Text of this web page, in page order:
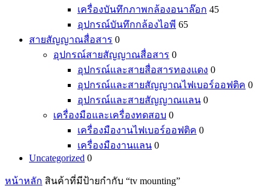
เครื่องบันทึกภาพกล้องอนาล๊อก 45
อุปกรณ์บันทึกกล้องไอพี 65
สายสัญญาณสื่อสาร 0
อุปกรณ์สายสัญญาณสื่อสาร 0
อุปกรณ์และสายสื่อสารทองแดง 0
อุปกรณ์และสายสัญญาณไฟเบอร์ออฟติค 0
อุปกรณ์และสายสัญญาณแลน 0
เครื่องมือและเครื่องทดสอบ 0
เครื่องมืองานไฟเบอร์ออฟติค 0
เครื่องมืองานแลน 0
Uncategorized 0
หน้าหลัก สินค้าที่มีป้ายกำกับ “tv mounting”